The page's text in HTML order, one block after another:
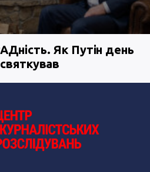
Як Путін день